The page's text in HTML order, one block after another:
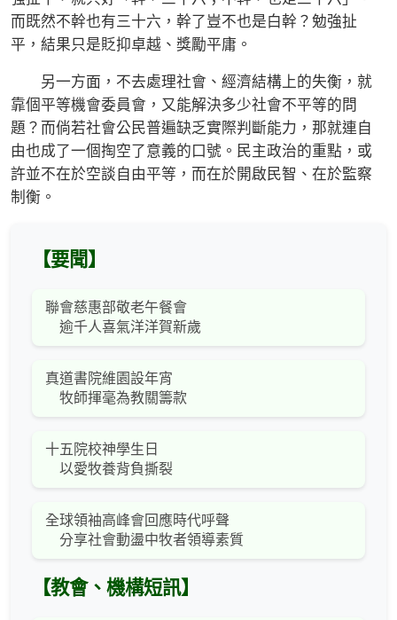
而既然不幹也有三十六，幹了豈不也是白幹？勉強扯
平，結果只是貶抑卓越、獎勵平庸。
另一方面，不去處理社會、經濟結構上的失衡，就
靠個平等機會委員會，又能解決多少社會不平等的問
題？而倘若社會公民普遍缺乏實際判斷能力，那就連自
由也成了一個掏空了意義的口號。民主政治的重點，或
許並不在於空談自由平等，而在於開啟民智、在於監察
制衡。
【要聞】
聯會慈惠部敬老午餐會
逾千人喜氣洋洋賀新歲
真道書院維園設年宵
牧師揮毫為教關籌款
十五院校神學生日
以愛牧養背負撕裂
全球領袖高峰會回應時代呼聲
分享社會動盪中牧者領導素質
【教會、機構短訊】